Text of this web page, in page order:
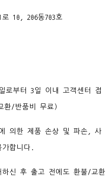
10, 206동703호
로부터 3일 이내 고객센터 접
환/반품비 무료)
의한 제품 손상 및 파손, 사
합니다.
신 후 출고 전에도 환불/교환